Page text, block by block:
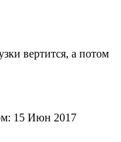
вертится, а потом
15 Июн 2017